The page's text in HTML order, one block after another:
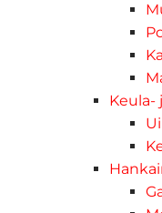
Keula-